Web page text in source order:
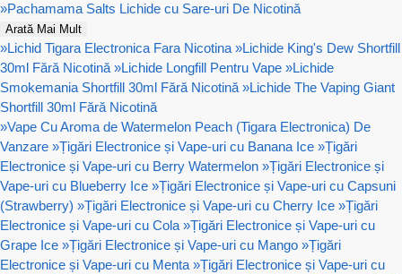
»Pachamama Salts Lichide cu Sare-uri De Nicotină
Arată Mai Mult
»Lichid Tigara Electronica Fara Nicotina »Lichide King's Dew Shortfill
30ml Fără Nicotină »Lichide Longfill Pentru Vape »Lichide
Smokemania Shortfill 30ml Fără Nicotină »Lichide The Vaping Giant
Shortfill 30ml Fără Nicotină
»Vape Cu Aroma de Watermelon Peach (Tigara Electronica) De
Vanzare »Țigări Electronice și Vape-uri cu Banana Ice »Țigări
Electronice și Vape-uri cu Berry Watermelon »Țigări Electronice și
Vape-uri cu Blueberry Ice »Țigări Electronice și Vape-uri cu Capsuni
(Strawberry) »Țigări Electronice și Vape-uri cu Cherry Ice »Țigări
Electronice și Vape-uri cu Cola »Țigări Electronice și Vape-uri cu
Grape Ice »Țigări Electronice și Vape-uri cu Mango »Țigări
Electronice și Vape-uri cu Menta »Țigări Electronice și Vape-uri cu